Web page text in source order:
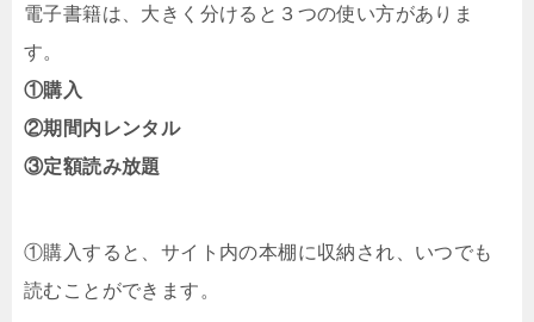
電子書籍は、大きく分けると３つの使い方がありま
す。
①購入
②期間内レンタル
③定額読み放題
①購入すると、サイト内の本棚に収納され、いつでも
読むことができます。